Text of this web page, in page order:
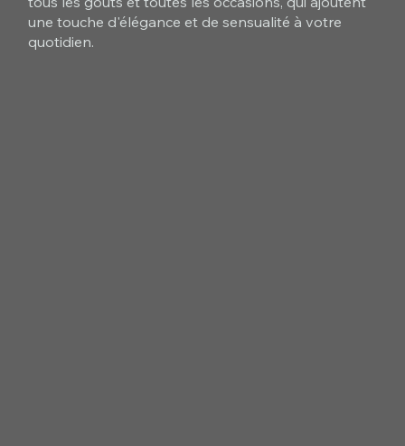
une touche d'élégance et de sensualité à votre
quotidien.